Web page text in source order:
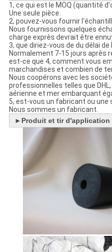
1, ce qui est le MOQ (quantité
Une seule pièce.
2, pouvez-vous fournir
Nous fournissons quelques
charge exprès devrait être
3, que diriez-vous de du délai de
Normalement 7-15 jours après
est-ce que 4, comment vous
marchandises et combien de
Nous coopérons avec les
professionnelles telles que DHL,
aérienne et mer embarquant
5, est-vous un fabricant ou une
Nous sommes un fabricant.
► Produit et tir d'application